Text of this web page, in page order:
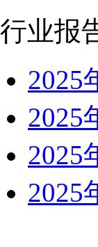
行业报
2025
2025
2025
2025